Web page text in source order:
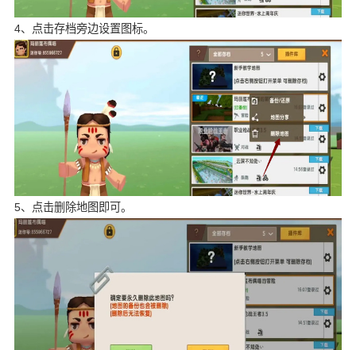
4、点击存档旁边设置图标。
5、点击删除地图即可。